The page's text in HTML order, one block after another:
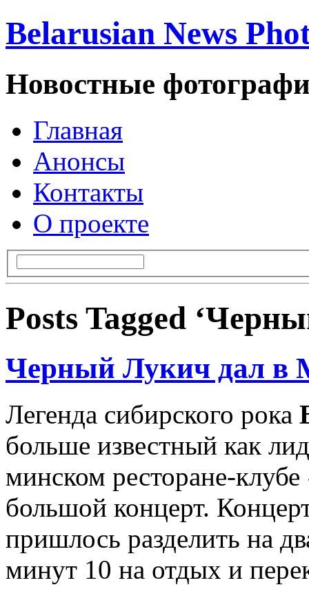
Belarusian News
Новостные
Главная
Анонсы
Контакты
О проекте
Posts Tagged
Черный Лукич дал в
Легенда сибирского рока
больше известный как
минском ресторане-
большой концерт.
пришлось разделить на
минут 10 на отдых и